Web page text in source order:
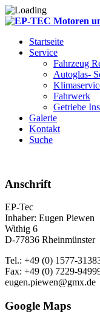
Startseite
Service
Fahrzeug
Autoglas-
Fahrwerk
Getriebe
Galerie
Kontakt
Suche
Anschrift
EP-Tec
Inhaber: Eugen Piewen
Withig 6
D-77836 Rheinmünster
Tel.: +49 (0) 1577-
Fax: +49 (0) 7229-
eugen.piewen@gmx.de
Google Maps